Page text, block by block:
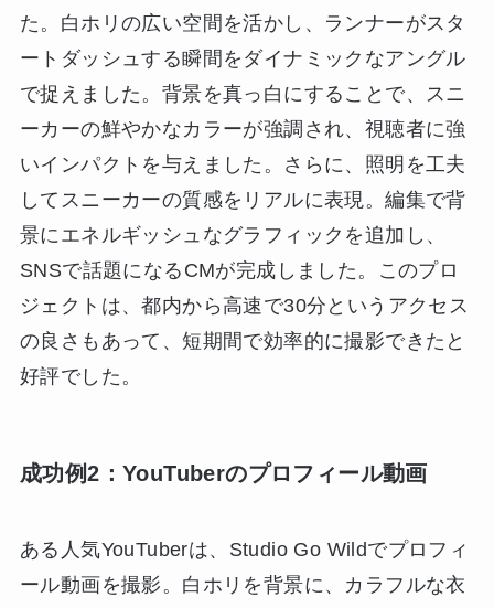
た。白ホリの広い空間を活かし、ランナーがスタ
ートダッシュする瞬間をダイナミックなアングル
で捉えました。背景を真っ白にすることで、スニ
ーカーの鮮やかなカラーが強調され、視聴者に強
いインパクトを与えました。さらに、照明を工夫
してスニーカーの質感をリアルに表現。編集で背
景にエネルギッシュなグラフィックを追加し、
SNSで話題になるCMが完成しました。このプロ
ジェクトは、都内から高速で30分というアクセス
の良さもあって、短期間で効率的に撮影できたと
好評でした。
成功例2：YouTuberのプロフィール動画
ある人気YouTuberは、Studio Go Wildでプロフィ
ール動画を撮影。白ホリを背景に、カラフルな衣